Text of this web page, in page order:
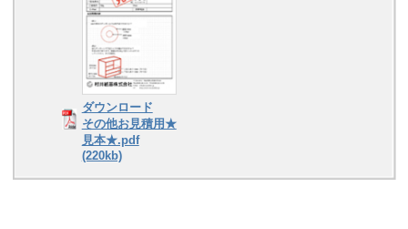
ダウンロード
その他お見積用★
見本★.pdf
(220kb)